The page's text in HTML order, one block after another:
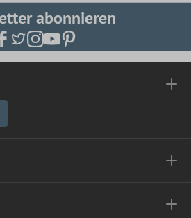
abonnieren